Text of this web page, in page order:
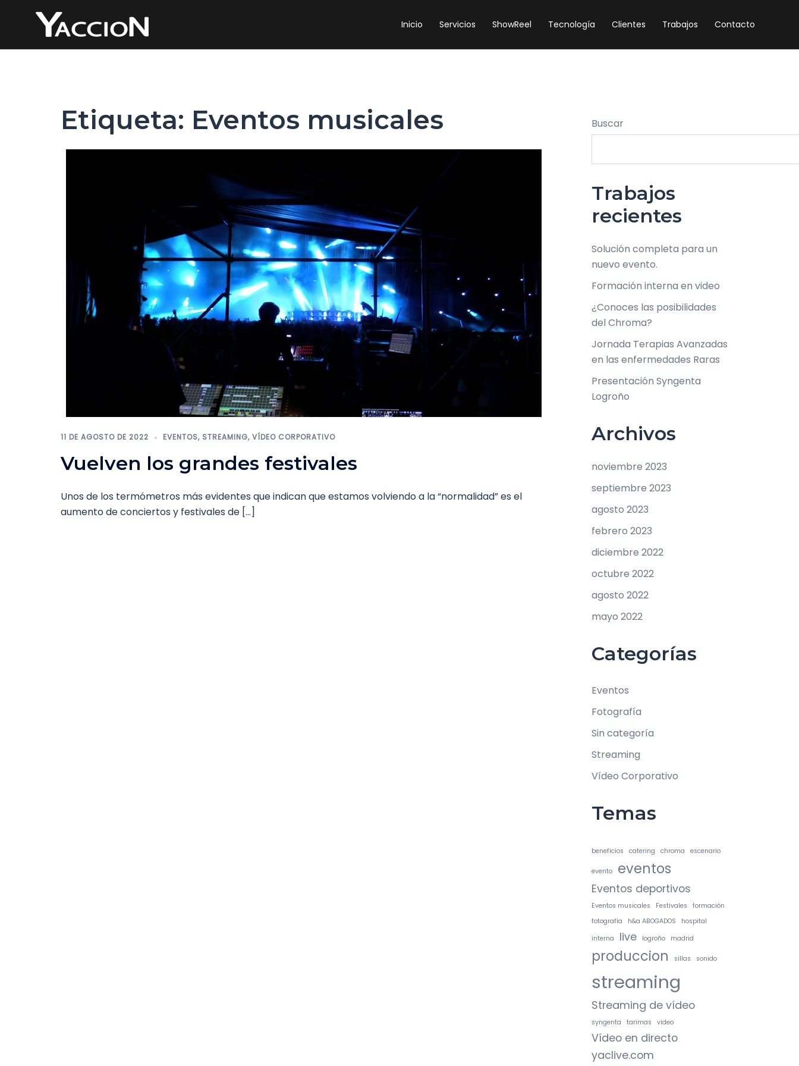
contenido
Inicio Servicios ShowReel Tecnología Clientes Trabajos Contacto
Etiqueta: Eventos musicales
11 DE AGOSTO DE 2022 EVENTOS, STREAMING, VÍDEO CORPORATIVO
Vuelven los grandes festivales
Unos de los termómetros más evidentes que indican que estamos volviendo a la “normalidad” es el
aumento de conciertos y festivales de […]
Buscar
Trabajos
recientes
Solución completa para un
nuevo evento.
Formación interna en video
¿Conoces las posibilidades
del Chroma?
Jornada Terapias Avanzadas
en las enfermedades Raras
Presentación Syngenta
Logroño
Archivos
noviembre 2023
septiembre 2023
agosto 2023
febrero 2023
diciembre 2022
octubre 2022
agosto 2022
mayo 2022
Categorías
Eventos
Fotografía
Sin categoría
Streaming
Vídeo Corporativo
Temas
beneficios catering chroma escenario
evento eventos
Eventos deportivos
Eventos musicales Festivales
formación
fotografía
h&a ABOGADOS
hospital
interna
live logroño madrid
produccion sillas sonido
streaming
Streaming de vídeo
syngenta tarimas video
Vídeo en directo
yaclive.com